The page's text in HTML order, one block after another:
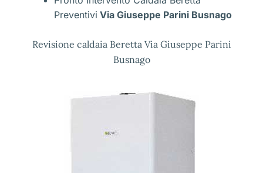
Preventivi Via Giuseppe Parini Busnago
Revisione caldaia Beretta Via Giuseppe Parini
Busnago